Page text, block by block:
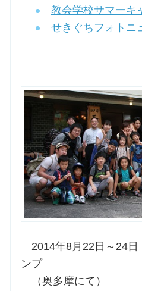
三田助祭の講座
交通・アクセス
ご利用にあたって
交通・アクセス
教会学校サマーキ
せきぐちフォトニ
2014年8月22日～24
ンプ
（奥多摩にて）